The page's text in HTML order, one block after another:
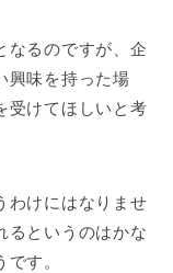
なるのですが、企
興味を持った場
受けてほしいと考
わけにはなりませ
るというのはかな
す。